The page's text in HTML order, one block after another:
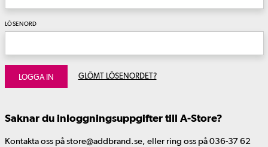
LÖSENORD
LOGGA IN GLÖMT LÖSENORDET?
Saknar du inloggningsuppgifter till A-Store?
Kontakta oss på store@addbrand.se, eller ring oss på 036-37 62